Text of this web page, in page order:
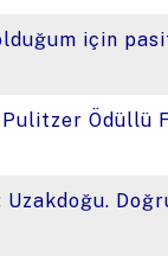
için
Pulitzer Ödüllü
Uzakdoğu.